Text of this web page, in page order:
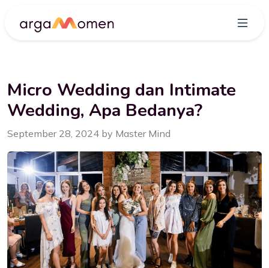
Micro Wedding dan Intimate
Wedding, Apa Bedanya?
September 28, 2024 by Master Mind